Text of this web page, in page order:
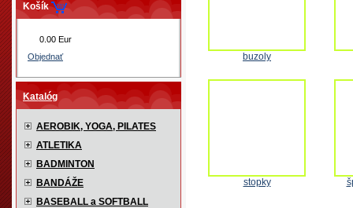
Košík
0.00 Eur
Objednať
Katalóg
AEROBIK, YOGA, PILATES
ATLETIKA
BADMINTON
BANDÁŽE
BASEBALL a SOFTBALL
buzoly
stopky